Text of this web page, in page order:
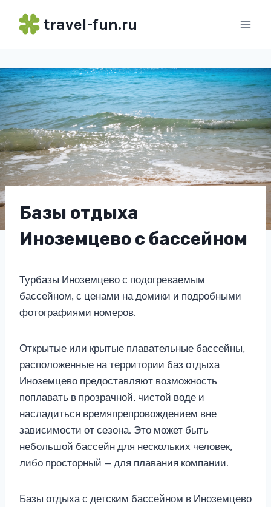
travel-fun.ru
Базы отдыха
Иноземцево с бассейном
Турбазы Иноземцево с подогреваемым
бассейном, с ценами на домики и подробными
фотографиями номеров.
Открытые или крытые плавательные бассейны,
расположенные на территории баз отдыха
Иноземцево предоставляют возможность
поплавать в прозрачной, чистой воде и
насладиться времяпрепровождением вне
зависимости от сезона. Это может быть
небольшой бассейн для нескольких человек,
либо просторный — для плавания компании.
Базы отдыха с детским бассейном в Иноземцево